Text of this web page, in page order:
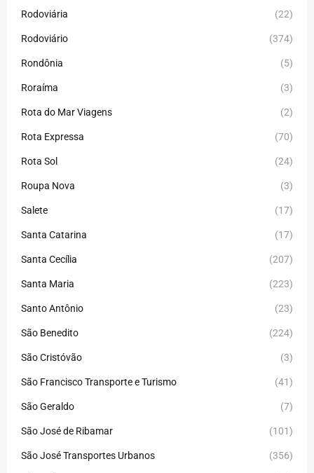
Rodoviária (22)
Rodoviário (374)
Rondônia (5)
Roraíma (3)
Rota do Mar Viagens (2)
Rota Expressa (70)
Rota Sol (24)
Roupa Nova (3)
Salete (17)
Santa Catarina (17)
Santa Cecília (207)
Santa Maria (223)
Santo Antônio (23)
São Benedito (224)
São Cristóvão (3)
São Francisco Transporte e Turismo (41)
São Geraldo (7)
São José de Ribamar (101)
São José Transportes Urbanos (356)